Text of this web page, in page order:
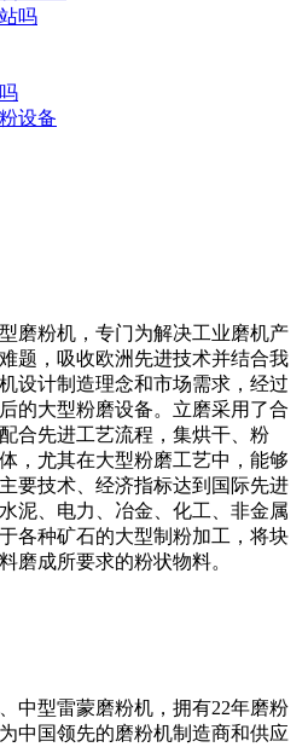
吗
设备
磨粉机，专门为解决工业磨机产
题，吸收欧洲先进技术并结合我
设计制造理念和市场需求，经过
的大型粉磨设备。立磨采用了合
合先进工艺流程，集烘干、粉
，尤其在大型粉磨工艺中，能够
要技术、经济指标达到国际先进
泥、电力、冶金、化工、非金属
各种矿石的大型制粉加工，将块
磨成所要求的粉状物料。
中型雷蒙磨粉机，拥有22年磨粉
中国领先的磨粉机制造商和供应